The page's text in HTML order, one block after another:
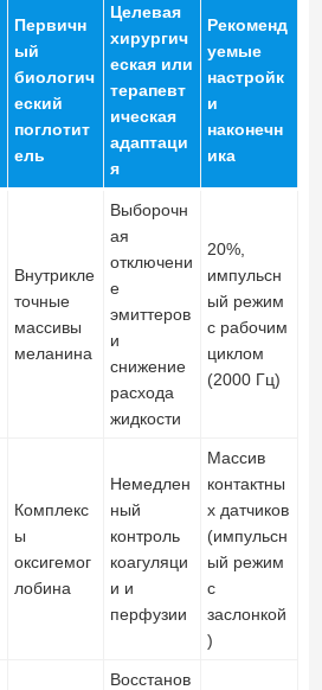
Первичн
ый
биологич
еский
поглотит
ель
Целевая
хирургич
еская или
терапевт
ическая
адаптаци
я
Рекоменд
уемые
настройк
и
наконечн
ика
Внутрикле
точные
массивы
меланина
Выборочн
ая
отключени
е
эмиттеров
и
снижение
расхода
жидкости
20%,
импульсн
ый режим
с рабочим
циклом
(2000 Гц)
Комплекс
ы
оксигемог
лобина
Немедлен
ный
контроль
коагуляци
и и
перфузии
Массив
контактны
х датчиков
(импульсн
ый режим
с
заслонкой
)
Восстанов